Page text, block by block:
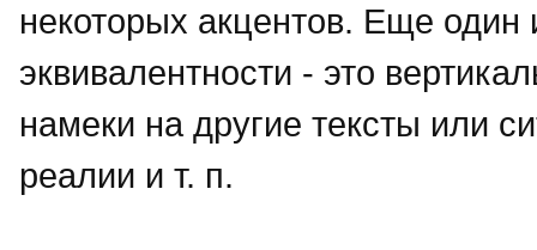
некоторых акцентов. Еще
эквивалентности - это
намеки на другие тексты или
реалии и т. п.